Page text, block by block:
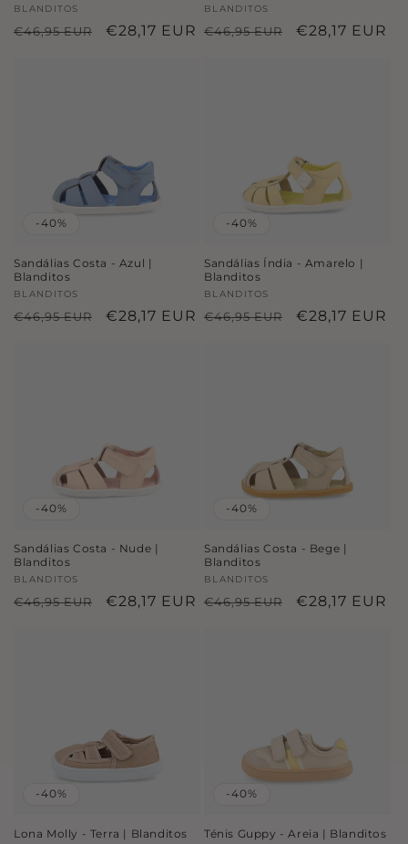
Fornecedor:
BLANDITOS
Preço
€46,95 EUR
Preço
€28,17 EUR
Fornecedor:
BLANDITOS
Preço
€46,95 EUR
Preço
€28,17 EUR
-40%
Sandálias Costa - Azul |
Blanditos
Fornecedor:
BLANDITOS
Preço
€46,95 EUR
Preço
€28,17 EUR
-40%
Sandálias Índia - Amarelo |
Blanditos
Fornecedor:
BLANDITOS
Preço
€46,95 EUR
Preço
€28,17 EUR
-40%
Sandálias Costa - Nude |
Blanditos
Fornecedor:
BLANDITOS
Preço
€46,95 EUR
Preço
€28,17 EUR
-40%
Sandálias Costa - Bege |
Blanditos
Fornecedor:
BLANDITOS
Preço
€46,95 EUR
Preço
€28,17 EUR
-40%
Lona Molly - Terra | Blanditos
-40%
Ténis Guppy - Areia | Blanditos